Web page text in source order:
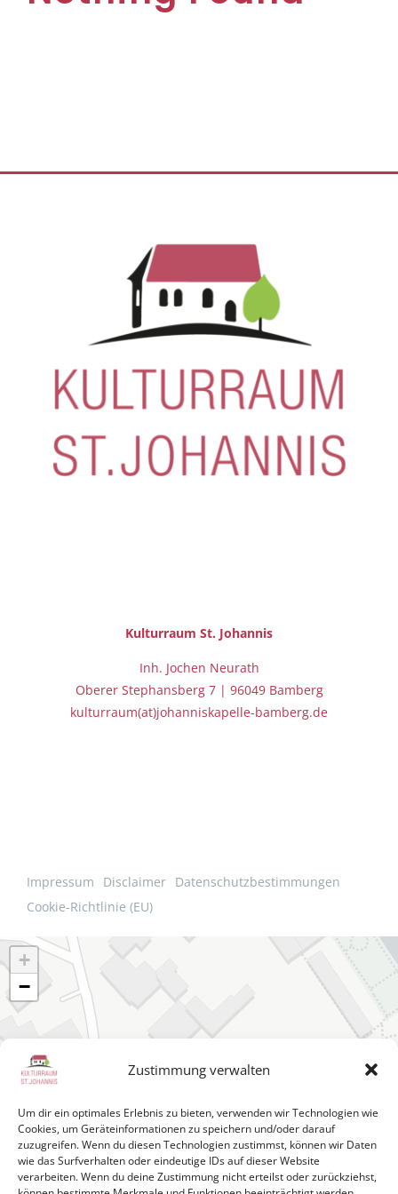
Zustimmung verwalten
Um dir ein optimales Erlebnis zu bieten, verwenden wir Technologien wie
Cookies, um Geräteinformationen zu speichern und/oder darauf
zuzugreifen. Wenn du diesen Technologien zustimmst, können wir Daten
wie das Surfverhalten oder eindeutige IDs auf dieser Website
verarbeiten. Wenn du deine Zustimmung nicht erteilst oder zurückziehst,
Kulturraum St. Johannis
Inh. Jochen Neurath
Oberer Stephansberg 7 | 96049 Bamberg
kulturraum(at)johanniskapelle-bamberg.de
Impressum Disclaimer Datenschutzbestimmungen
Cookie-Richtlinie (EU)
+
−